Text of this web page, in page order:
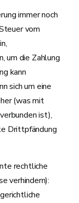
immer noch
vom
um die Zahlung
kann
sich um eine
(was mit
ist),
Drittpfändung
rechtliche
verhindern):